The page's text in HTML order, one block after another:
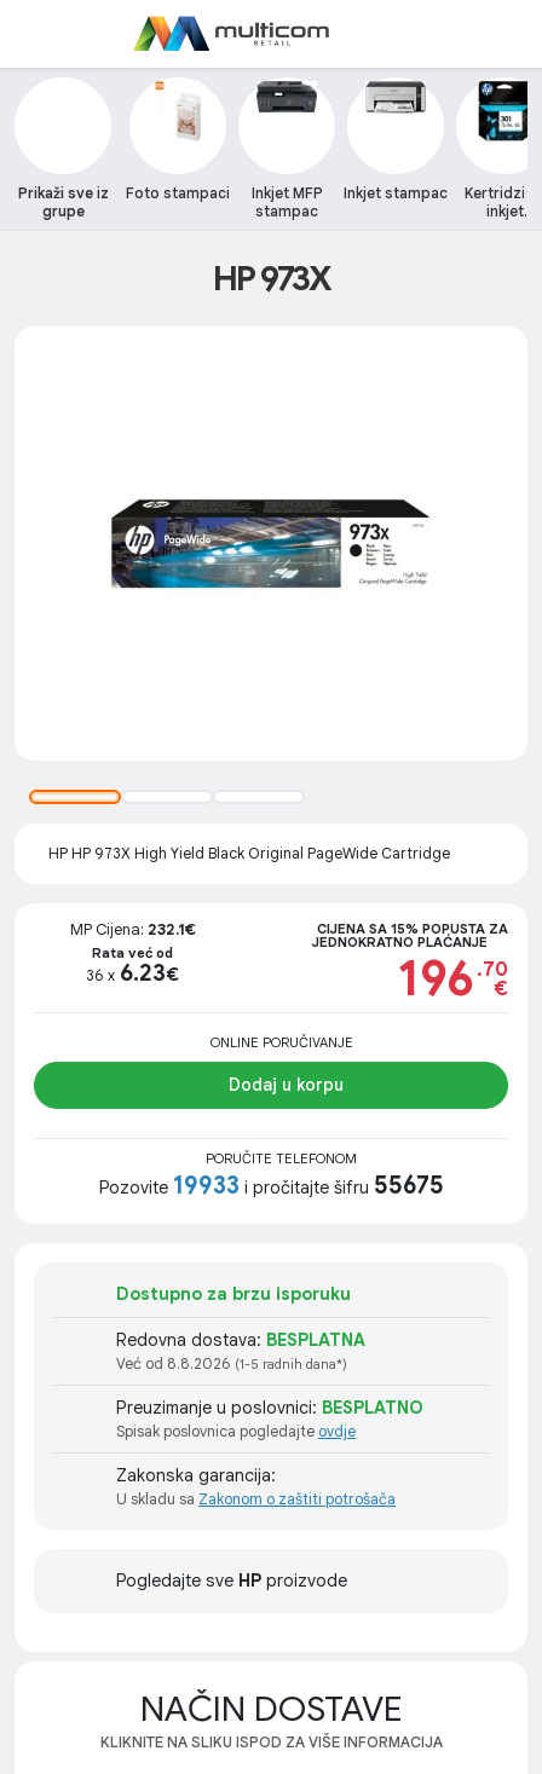
Prikaži sve iz
grupe
Foto stampaci
Inkjet MFP
stampac
Inkjet stampac
Kertridzi
inkjet
HP 973X
HP HP 973X High Yield Black Original PageWide Cartridge
MP Cijena: 232.1€
Rata već od
36 x 6.23€
CIJENA SA 15% POPUSTA ZA
JEDNOKRATNO PLAĆANJE
196 .70
€
ONLINE PORUČIVANJE
Dodaj u korpu
PORUČITE TELEFONOM
Pozovite 19933 i pročitajte šifru 55675
Dostupno za brzu isporuku
Redovna dostava: BESPLATNA
Već od 8.8.2026 (1-5 radnih dana*)
Preuzimanje u poslovnici: BESPLATNO
Spisak poslovnica pogledajte ovdje
Zakonska garancija:
U skladu sa Zakonom o zaštiti potrošača
Pogledajte sve HP proizvode
NAČIN DOSTAVE
KLIKNITE NA SLIKU ISPOD ZA VIŠE INFORMACIJA